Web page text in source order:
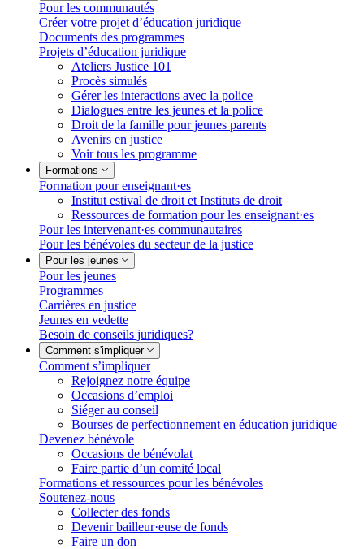
Pour les communautés
Créer votre projet d’éducation juridique
Documents des programmes
Projets d’éducation juridique
Ateliers Justice 101
Procès simulés
Gérer les interactions avec la police
Dialogues entre les jeunes et la police
Droit de la famille pour jeunes parents
Avenirs en justice
Voir tous les programme
Formations
Formation pour enseignant·es
Institut estival de droit et Instituts de droit
Ressources de formation pour les enseignant·es
Pour les intervenant·es communautaires
Pour les bénévoles du secteur de la justice
Pour les jeunes
Pour les jeunes
Programmes
Carrières en justice
Jeunes en vedette
Besoin de conseils juridiques?
Comment s'impliquer
Comment s’impliquer
Rejoignez notre équipe
Occasions d’emploi
Siéger au conseil
Bourses de perfectionnement en éducation juridique
Devenez bénévole
Occasions de bénévolat
Faire partie d’un comité local
Formations et ressources pour les bénévoles
Soutenez-nous
Collecter des fonds
Devenir bailleur·euse de fonds
Faire un don